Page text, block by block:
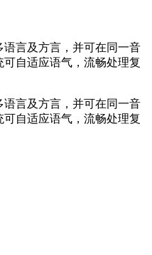
言及方言，并可在同一音
自适应语气，流畅处理复
言及方言，并可在同一音
自适应语气，流畅处理复